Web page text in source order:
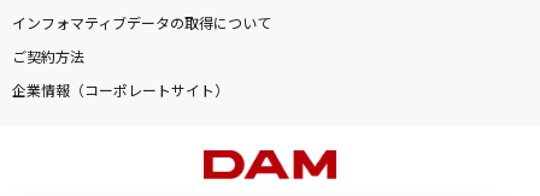
インフォマティブデータの取得について
ご契約方法
企業情報（コーポレートサイト）